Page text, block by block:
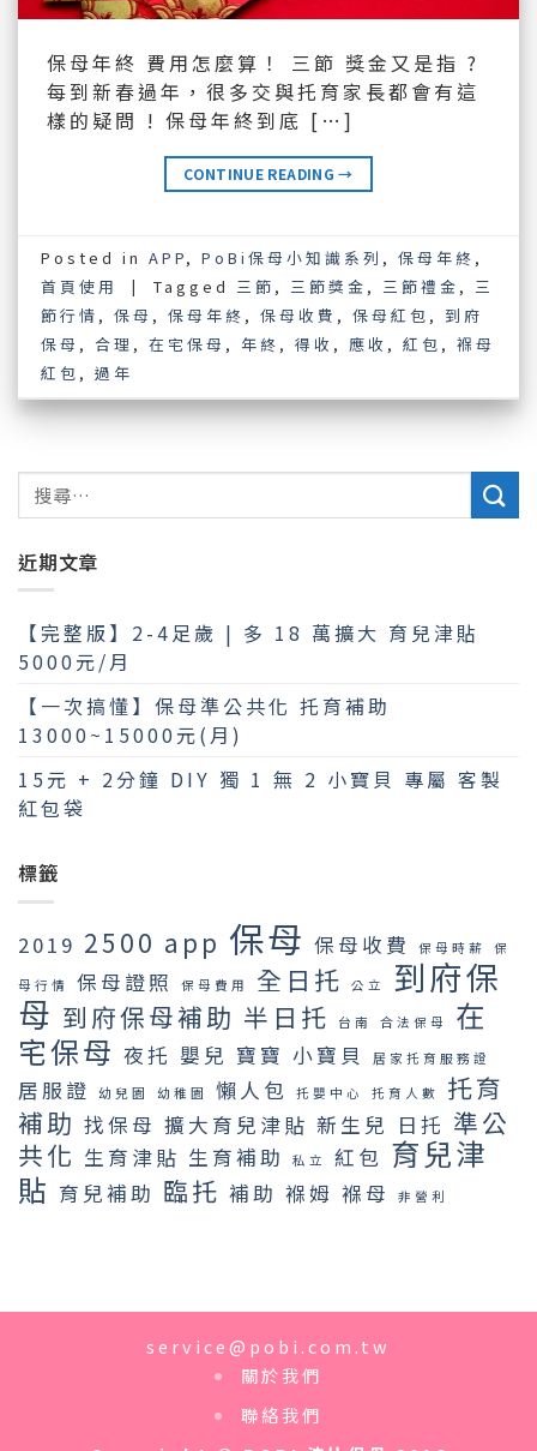
保母年終 費用怎麼算！ 三節 獎金又是指 ?
每到新春過年，很多交與托育家長都會有這
樣的疑問 ! 保母年終到底 […]
CONTINUE READING→
Posted inAPP,PoBi保母小知識系列 ,保母年終 ,
首頁使用
| Tagged三節 ,三節獎金 ,三節禮金 ,三
節行情 ,保母 ,保母年終 ,保母收費 ,保母紅包 , 到府
保母 ,合理 ,在宅保母 , 年終 ,得收 ,應收 ,紅包 ,褓母
紅包 ,過年
近期文章
【完整版】2-4足歲 | 多 18 萬擴大 育兒津貼
5000元/月
【一次搞懂】保母準公共化 托育補助
13000~15000元(月)
15元 + 2分鐘 DIY 獨 1 無 2 小寶貝 專屬 客製
紅包袋
標籤
2019 2500 app 保母 保母收費 保母時薪 保
母行情 保母證照 保母費用 全日托 公立 到府保
母 到府保母補助 半日托 台南 合法保母
在
宅保母 夜托 嬰兒 寶寶 小寶貝 居家托育服務證
居服證 幼兒園 幼稚園 懶人包 托嬰中心 托育人數
托育
補助 找保母 擴大育兒津貼 新生兒 日托 準公
共化 生育津貼 生育補助 私立 紅包 育兒津
貼 育兒補助 臨托 補助 褓姆 褓母 非營利
service@pobi.com.tw
關於我們
聯絡我們